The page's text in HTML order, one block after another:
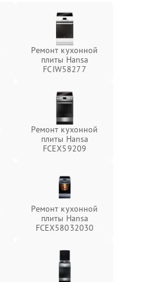
Ремонт кухонной
плиты Hansa
FCIW58277
Ремонт кухонной
плиты Hansa
FCEX59209
Ремонт кухонной
плиты Hansa
FCEX58032030